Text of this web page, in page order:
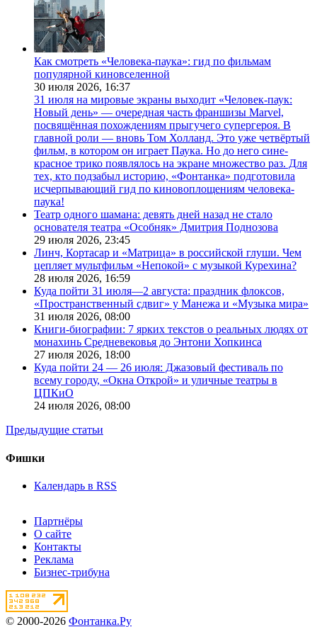
Как смотреть «Человека-паука»: гид по фильмам
популярной киновселенной
30 июля 2026, 16:37
31 июля на мировые экраны выходит «Человек-паук:
Новый день» — очередная часть франшизы Marvel,
посвящённая похождениям прыгучего супергероя. В
главной роли — вновь Том Холланд. Это уже четвёртый
фильм, в котором он играет Паука. Но до него сине-
красное трико появлялось на экране множество раз. Для
тех, кто подзабыл историю, «Фонтанка» подготовила
исчерпывающий гид по киновоплощениям человека-
паука!
Театр одного шамана: девять дней назад не стало
основателя театра «Особняк» Дмитрия Поднозова
29 июля 2026, 23:45
Линч, Кортасар и «Матрица» в российской глуши. Чем
цепляет мультфильм «Непокой» с музыкой Курехина?
28 июля 2026, 16:59
Куда пойти 31 июля—2 августа: праздник флоксов,
«Пространственный сдвиг» у Манежа и «Музыка мира»
31 июля 2026, 08:00
Книги-биографии: 7 ярких текстов о реальных людях от
монахинь Средневековья до Энтони Хопкинса
27 июля 2026, 18:00
Куда пойти 24 — 26 июля: Джазовый фестиваль по
всему городу, «Окна Открой» и уличные театры в
ЦПКиО
24 июля 2026, 08:00
Предыдущие статьи
Фишки
Календарь в RSS
Партнёры
О сайте
Контакты
Реклама
Бизнес-трибуна
© 2000-2026 Фонтанка.Ру